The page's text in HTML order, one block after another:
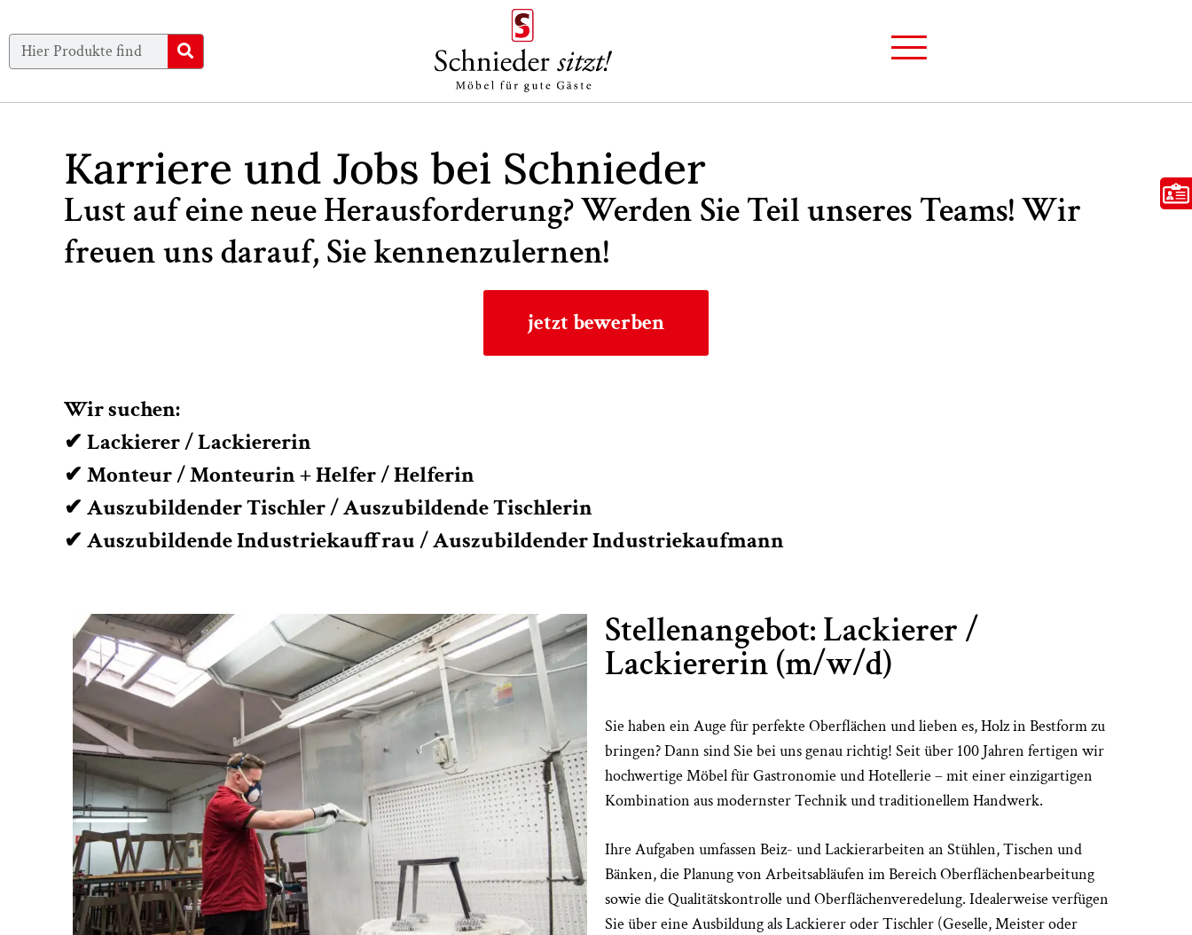
Karriere und Jobs bei Schnieder
Lust auf eine neue Herausforderung? Werden Sie Teil unseres Teams! Wir
freuen uns darauf, Sie kennenzulernen!
jetzt bewerben
Wir suchen:
✔ Lackierer / Lackiererin
✔ Monteur / Monteurin + Helfer / Helferin
✔ Auszubildender Tischler / Auszubildende Tischlerin
✔ Auszubildende Industriekauffrau / Auszubildender Industriekaufmann
Stellenangebot: Lackierer /
Lackiererin (m/w/d)
Sie haben ein Auge für perfekte Oberflächen und lieben es, Holz in Bestform zu
bringen? Dann sind Sie bei uns genau richtig! Seit über 100 Jahren fertigen wir
hochwertige Möbel für Gastronomie und Hotellerie – mit einer einzigartigen
Kombination aus modernster Technik und traditionellem Handwerk.
Ihre Aufgaben umfassen Beiz- und Lackierarbeiten an Stühlen, Tischen und
Bänken, die Planung von Arbeitsabläufen im Bereich Oberflächenbearbeitung
sowie die Qualitätskontrolle und Oberflächenveredelung. Idealerweise verfügen
Sie über eine Ausbildung als Lackierer oder Tischler (Geselle, Meister oder